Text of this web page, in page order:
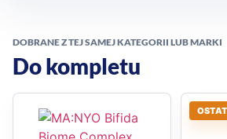
DOBRANE Z TEJ SAMEJ KATEGORII LUB MARKI
Do kompletu